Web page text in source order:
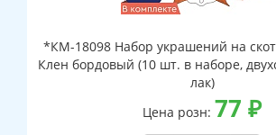
*КМ-18098 Набор украшений на
Клен бордовый (10 шт. в наборе,
лак)
Цена розн: 77 ₽